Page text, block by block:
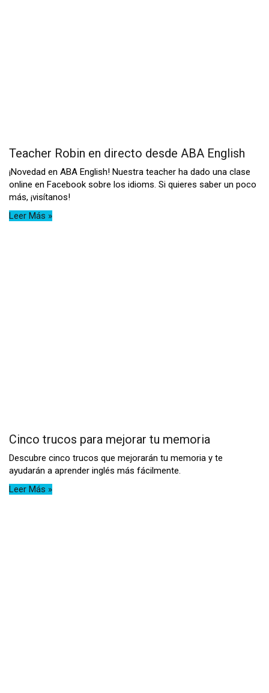
Teacher Robin en directo desde ABA English
¡Novedad en ABA English! Nuestra teacher ha dado una clase
online en Facebook sobre los idioms. Si quieres saber un poco
más, ¡visítanos!
Leer Más »
Cinco trucos para mejorar tu memoria
Descubre cinco trucos que mejorarán tu memoria y te
ayudarán a aprender inglés más fácilmente.
Leer Más »